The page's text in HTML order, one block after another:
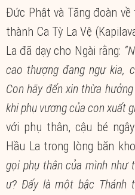
Đức Phật và Tăng đoàn
thành Ca Tỳ La Vệ
La đã dạy cho Ngài rằng:
cao thượng đang ngự kia,
Con hãy đến xin thừa
khi phụ vương của con xuất
với phụ thân, cậu bé
Hầu La trong lòng băn
gọi phụ thân của mình như
ư? Đấy là một bậc Thánh